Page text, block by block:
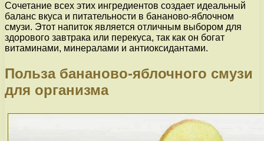
Сочетание всех этих ингредиентов создает идеальный
баланс вкуса и питательности в бананово-яблочном
смузи. Этот напиток является отличным выбором для
здорового завтрака или перекуса, так как он богат
витаминами, минералами и антиоксидантами.
Польза бананово-яблочного смузи
для организма